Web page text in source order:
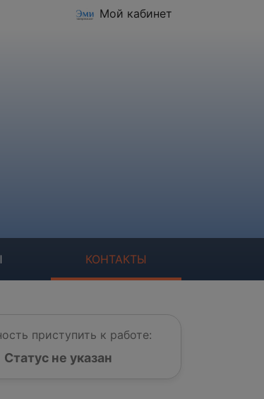
Мой кабинет
КОНТАКТЫ
приступить к работе:
Статус не указан